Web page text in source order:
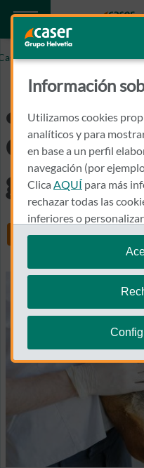
¿Cubre el seguro la
¿Cubre
cirugía
gástrica
Información
Utilizamos cookies
analíticos y para
en base a un perfil
navegación (por
Clica AQUÍ para más
rechazar todas las
inferiores o
en"configurar cookies".
Te recordamos que
cookies en cualquier